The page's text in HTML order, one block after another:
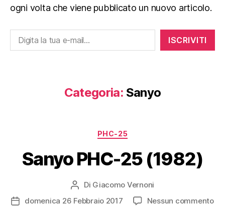
ogni volta che viene pubblicato un nuovo articolo.
Digita la tua e-mail...
ISCRIVITI
Categoria: Sanyo
Categorie
PHC-25
Sanyo PHC-25 (1982)
Autore
articolo
Di Giacomo Vernoni
Datadomenica 26 Febbraio 2017 Nessun commentosu